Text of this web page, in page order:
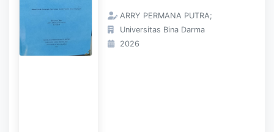
ARRY PERMANA PUTRA;
Universitas Bina Darma
2026